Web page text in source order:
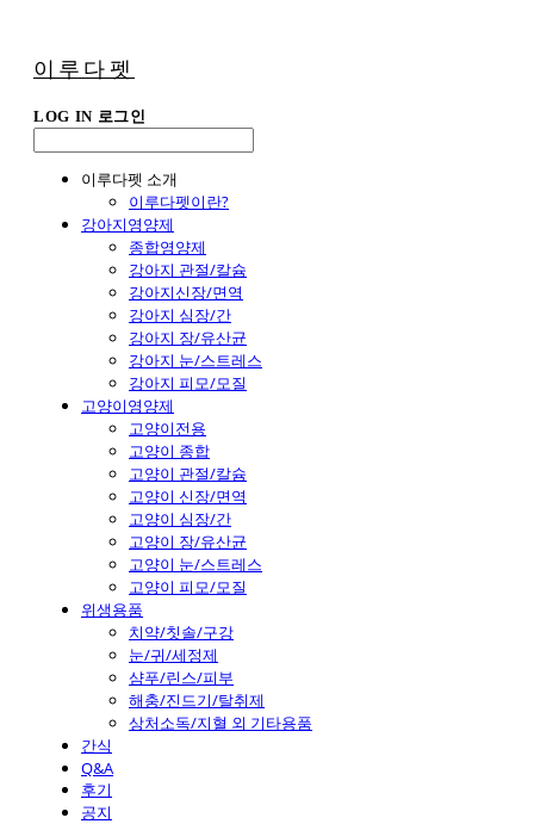
이루다펫
LOG IN 로그인
이루다펫 소개
이루다펫이란?
강아지영양제
종합영양제
강아지 관절/칼슘
강아지신장/면역
강아지 심장/간
강아지 장/유산균
강아지 눈/스트레스
강아지 피모/모질
고양이영양제
고양이전용
고양이 종합
고양이 관절/칼슘
고양이 신장/면역
고양이 심장/간
고양이 장/유산균
고양이 눈/스트레스
고양이 피모/모질
위생용품
치약/칫솔/구강
눈/귀/세정제
샴푸/린스/피부
해충/진드기/탈취제
상처소독/지혈 외 기타용품
간식
Q&A
후기
공지